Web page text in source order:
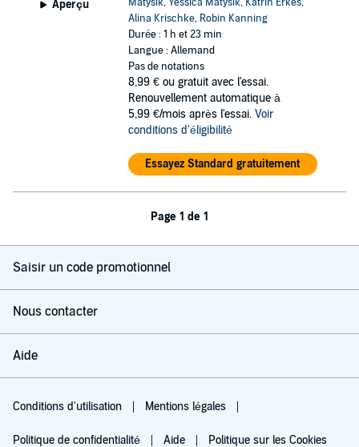
Aperçu
Alina Krischke, Robin Kanning
Durée : 1 h et 23 min
Langue : Allemand
Pas de notations
8,99 € ou gratuit avec l'essai.
Renouvellement automatique à
5,99 €/mois après l'essai. Voir
conditions d'éligibilité
Essayez Standard gratuitement
Page 1 de 1
Saisir un code promotionnel
Nous contacter
Aide
Conditions d'utilisation Mentions légales
Politique de confidentialité Aide Politique sur les Cookies